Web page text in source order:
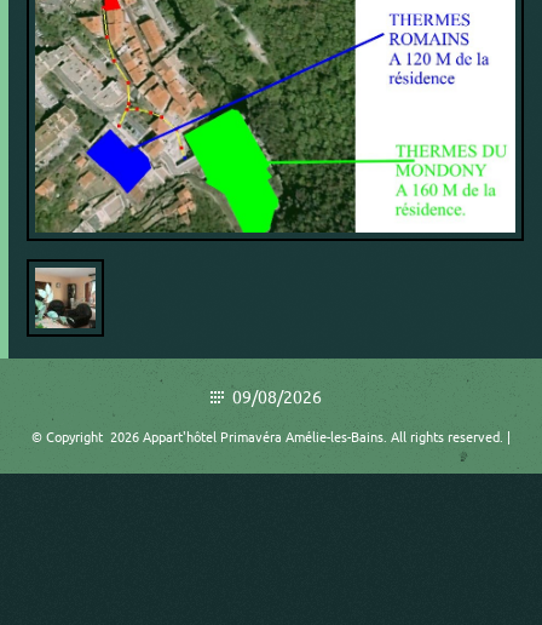
09/08/2026
© Copyright 2026 Appart'hôtel Primavéra Amélie-les-Bains. All rights reserved. |